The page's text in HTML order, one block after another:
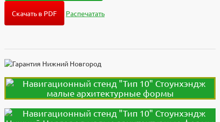
Скачать в PDF Распечатать